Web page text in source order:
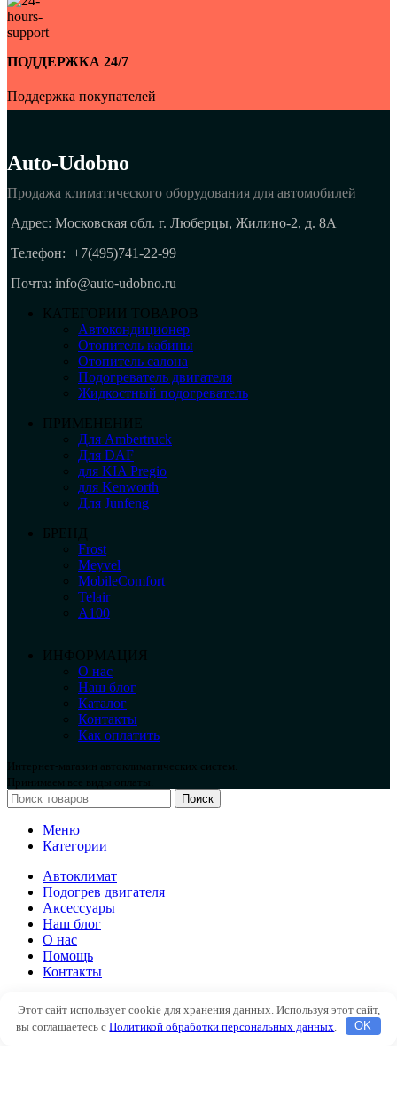
ПОДДЕРЖКА 24/7
Поддержка покупателей
Auto-Udobno
Продажа климатического оборудования для автомобилей
Адрес: Московская обл. г. Люберцы, Жилино-2, д. 8A
Телефон: +7(495)741-22-99
Почта: info@auto-udobno.ru
КАТЕГОРИИ ТОВАРОВ
Автокондиционер
Отопитель кабины
Отопитель салона
Подогреватель двигателя
Жидкостный подогреватель
ПРИМЕНЕНИЕ
Для Ambertruck
Для DAF
для KIA Pregio
для Kenworth
Для Junfeng
БРЕНД
Frost
Meyvel
MobileComfort
Telair
А100
ИНФОРМАЦИЯ
О нас
Наш блог
Каталог
Контакты
Как оплатить
Интернет-магазин автоклиматических систем.
Принимаем все виды оплаты.
Поиск
Меню
Категории
Автоклимат
Подогрев двигателя
Аксессуары
Наш блог
О нас
Помощь
Контакты
Подогрев двигателя
Аксессуары
Этот сайт использует cookie для хранения данных. Используя этот сайт,
вы соглашаетесь сПолитикой обработки персональных данных OK